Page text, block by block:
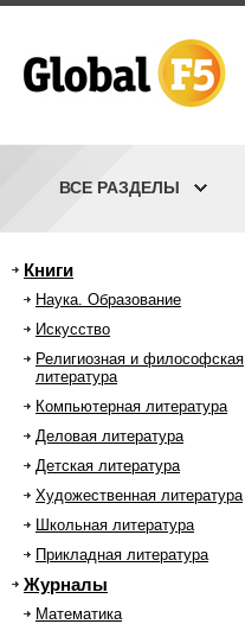
ВСЕ РАЗДЕЛЫ
Книги
Наука. Образование
Искусство
Религиозная и философская
литература
Компьютерная литература
Деловая литература
Детская литература
Художественная литература
Школьная литература
Прикладная литература
Журналы
Математика